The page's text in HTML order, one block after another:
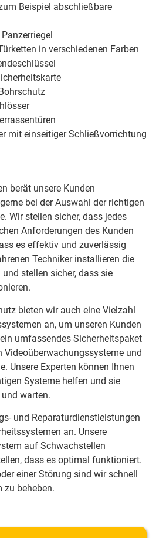
Beispiel abschließbare
in verschiedenen Farben
mit einseitiger Schließvorrichtung
berät unsere Kunden
bei der Auswahl der richtigen
Wir stellen sicher, dass jedes
Anforderungen des Kunden
es effektiv und zuverlässig
Techniker installieren die
stellen sicher, dass sie
bieten wir auch eine Vielzahl
an, um unseren Kunden
umfassendes Sicherheitspaket
Videoüberwachungssysteme und
Unsere Experten können Ihnen
Systeme helfen und sie
warten.
und Reparaturdienstleistungen
an. Unsere
auf Schwachstellen
dass es optimal funktioniert.
einer Störung sind wir schnell
zu beheben.